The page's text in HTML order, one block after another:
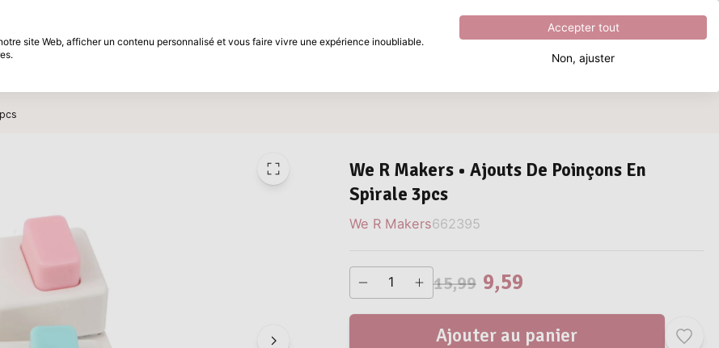
Excellent 4.8sur5
We R Makers • Ajouts De Poinçons En
Spirale 3pcs
We R Makers662395
15,99 9,59
Ajouter au panier
site Web, afficher un contenu personnalisé et vous faire vivre une expérience inoubliable.
Accepter tout
Non, ajuster